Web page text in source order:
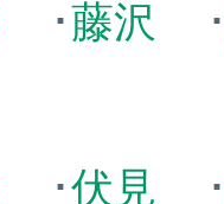
･藤沢 ･
･伏見 ･